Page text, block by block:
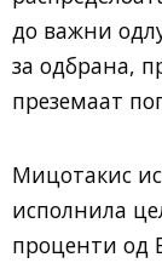
до важни
за одбрана,
преземаат
Мицотакис
исполнила
проценти од